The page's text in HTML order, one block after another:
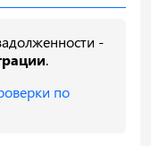
-
.
по